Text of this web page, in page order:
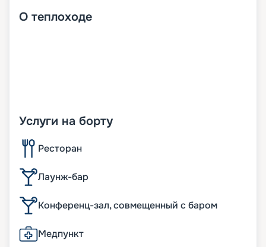
О теплоходе
Услуги на борту
Ресторан
Лаунж-бар
Конференц-зал, совмещенный с баром
Медпункт